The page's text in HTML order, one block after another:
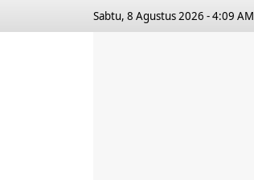
Sabtu, 8 Agustus 2026 - 4:09 AM